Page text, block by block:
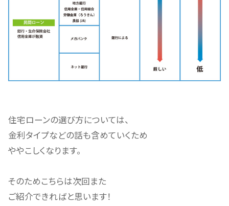
住宅ローンの選び方については、
金利タイプなどの話も含めていくため
ややこしくなります。
そのためこちらは次回また
ご紹介できればと思います！